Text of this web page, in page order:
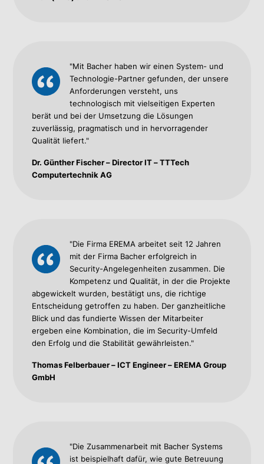
"Mit Bacher haben wir einen System- und
Technologie-Partner gefunden, der unsere
Anforderungen versteht, uns
technologisch mit vielseitigen Experten
berät und bei der Umsetzung die Lösungen
zuverlässig, pragmatisch und in hervorragender
Qualität liefert."
Dr. Günther Fischer – Director IT – TTTech
Computertechnik AG
"Die Firma EREMA arbeitet seit 12 Jahren
mit der Firma Bacher erfolgreich in
Security-Angelegenheiten zusammen. Die
Kompetenz und Qualität, in der die Projekte
abgewickelt wurden, bestätigt uns, die richtige
Entscheidung getroffen zu haben. Der ganzheitliche
Blick und das fundierte Wissen der Mitarbeiter
ergeben eine Kombination, die im Security-Umfeld
den Erfolg und die Stabilität gewährleisten."
Thomas Felberbauer – ICT Engineer – EREMA Group
GmbH
"Die Zusammenarbeit mit Bacher Systems
ist beispielhaft dafür, wie gute Betreuung